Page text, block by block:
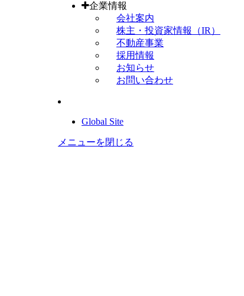
企業情報
会社案内
株主・投資家情報（IR）
不動産事業
採用情報
お知らせ
お問い合わせ
Global Site
メニューを閉じる